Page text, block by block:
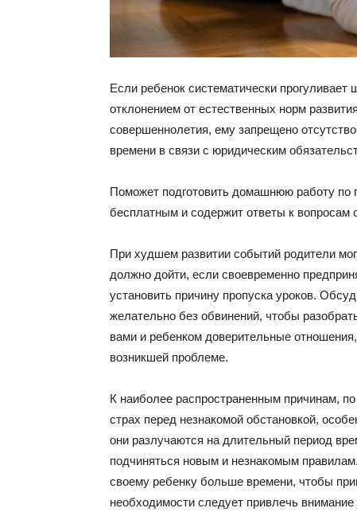
Если ребенок систематически
отклонением от естественных норм
совершеннолетия, ему запрещено
времени в связи с юридическим
Поможет подготовить домашнюю работу по
бесплатным и содержит ответы к вопросам
При худшем развитии событий родители
должно дойти, если своевременно
установить причину пропуска уроков.
желательно без обвинений, чтобы
вами и ребенком доверительные
возникшей проблеме.
К наиболее распространенным причинам,
страх перед незнакомой обстановкой,
они разлучаются на длительный период
подчиняться новым и незнакомым
своему ребенку больше времени, чтобы
необходимости следует привлечь